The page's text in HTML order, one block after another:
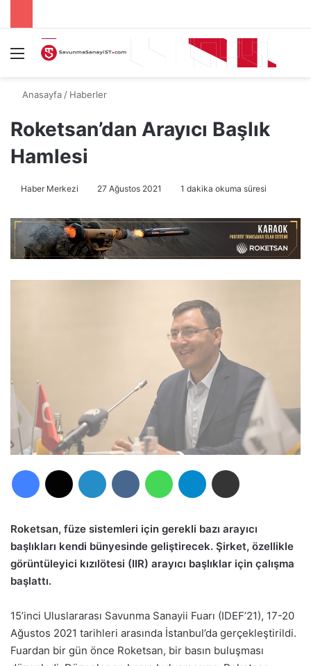
Menü
Anasayfa / Haberler
Roketsan’dan Arayıcı Başlık
Hamlesi
Haber Merkezi 27 Ağustos 2021 1 dakika okuma süresi
Roketsan, füze sistemleri için gerekli bazı arayıcı
başlıkları kendi bünyesinde geliştirecek. Şirket, özellikle
görüntüleyici kızılötesi (IIR) arayıcı başlıklar için çalışma
başlattı.
15’inci Uluslararası Savunma Sanayii Fuarı (IDEF’21), 17-20
Ağustos 2021 tarihleri arasında İstanbul’da gerçekleştirildi.
Fuardan bir gün önce Roketsan, bir basın buluşması